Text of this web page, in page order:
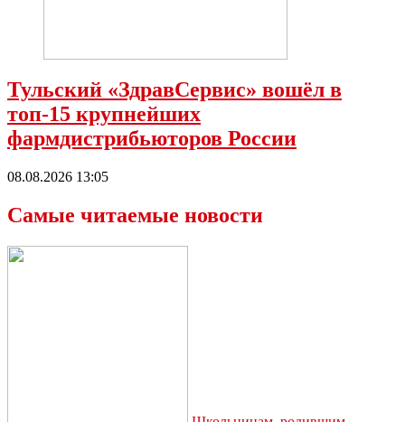
Тульский «ЗдравСервис» вошёл в
топ-15 крупнейших
фармдистрибьюторов России
08.08.2026 13:05
Самые читаемые новости